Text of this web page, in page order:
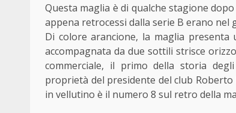
Questa maglia è di qualche stagione
appena retrocessi dalla serie B erano nel
Di colore arancione, la maglia
accompagnata da due sottili strisce
commerciale, il primo della storia
proprietà del presidente del club
in vellutino è il numero 8 sul retro della